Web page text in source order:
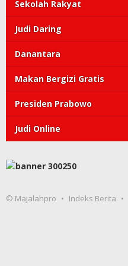
Sekolah Rakyat
Judi Daring
Danantara
Makan Bergizi Gratis
Presiden Prabowo
Judi Online
© Majalahpro Indeks Berita